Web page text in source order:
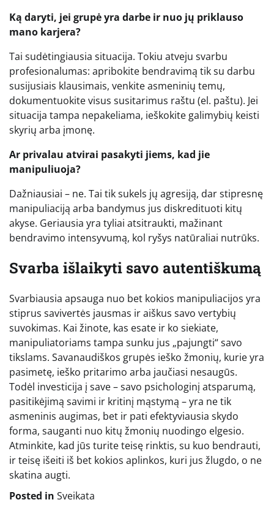
Ką daryti, jei grupė yra darbe ir nuo jų priklauso
mano karjera?
Tai sudėtingiausia situacija. Tokiu atveju svarbu
profesionalumas: apribokite bendravimą tik su darbu
susijusiais klausimais, venkite asmeninių temų,
dokumentuokite visus susitarimus raštu (el. paštu). Jei
situacija tampa nepakeliama, ieškokite galimybių keisti
skyrių arba įmonę.
Ar privalau atvirai pasakyti jiems, kad jie
manipuliuoja?
Dažniausiai – ne. Tai tik sukels jų agresiją, dar stipresnę
manipuliaciją arba bandymus jus diskredituoti kitų
akyse. Geriausia yra tyliai atsitraukti, mažinant
bendravimo intensyvumą, kol ryšys natūraliai nutrūks.
Svarba išlaikyti savo autentiškumą
Svarbiausia apsauga nuo bet kokios manipuliacijos yra
stiprus savivertės jausmas ir aiškus savo vertybių
suvokimas. Kai žinote, kas esate ir ko siekiate,
manipuliatoriams tampa sunku jus „pajungti“ savo
tikslams. Savanaudiškos grupės ieško žmonių, kurie yra
pasimetę, ieško pritarimo arba jaučiasi nesaugūs.
Todėl investicija į save – savo psichologinį atsparumą,
pasitikėjimą savimi ir kritinį mąstymą – yra ne tik
asmeninis augimas, bet ir pati efektyviausia skydo
forma, sauganti nuo kitų žmonių nuodingo elgesio.
Atminkite, kad jūs turite teisę rinktis, su kuo bendrauti,
ir teisę išeiti iš bet kokios aplinkos, kuri jus žlugdo, o ne
skatina augti.
Posted in Sveikata